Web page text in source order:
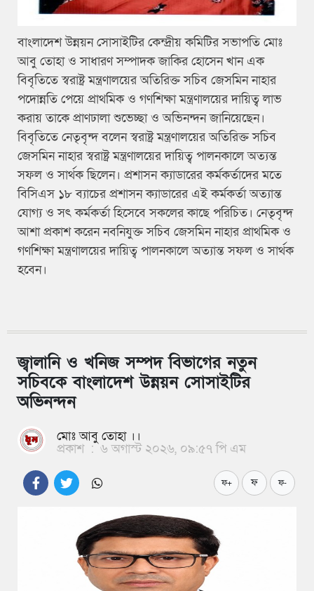
বাংলাদেশ উন্নয়ন সোসাইটির কেন্দ্রীয় কমিটির সভাপতি মোঃ
আবু তোহা ও সাধারণ সম্পাদক জাকির হোসেন খান এক
বিবৃতিতে স্বরাষ্ট্র মন্ত্রণালয়ের অতিরিক্ত সচিব জেসমিন নাহার
পদোন্নতি পেয়ে প্রাথমিক ও গণশিক্ষা মন্ত্রণালয়ের দায়িত্ব লাভ
করায় তাকে প্রাণঢালা শুভেচ্ছা ও অভিনন্দন জানিয়েছেন।
বিবৃতিতে নেতৃবৃন্দ বলেন স্বরাষ্ট্র মন্ত্রণালয়ের অতিরিক্ত সচিব
জেসমিন নাহার স্বরাষ্ট্র মন্ত্রণালয়ের দায়িত্ব পালনকালে অত্যন্ত
সফল ও সার্থক ছিলেন। প্রশাসন ক্যাডারের কর্মকর্তাদের মতে
বিসিএস ১৮ ব্যাচের প্রশাসন ক্যাডারের এই কর্মকর্তা অত্যান্ত
যোগ্য ও সৎ কর্মকর্তা হিসেবে সকলের কাছে পরিচিত। নেতৃবৃন্দ
আশা প্রকাশ করেন নবনিযুক্ত সচিব জেসমিন নাহার প্রাথমিক ও
গণশিক্ষা মন্ত্রণালয়ের দায়িত্ব পালনকালে অত্যান্ত সফল ও সার্থক
হবেন।
জ্বালানি ও খনিজ সম্পদ বিভাগের নতুন
সচিবকে বাংলাদেশ উন্নয়ন সোসাইটির
অভিনন্দন
মোঃ আবু তোহা ।।
প্রকাশ : ৬ অগাস্ট ২০২৬, ০৯:৫৭ পি এম
ফ+ ফ ফ-